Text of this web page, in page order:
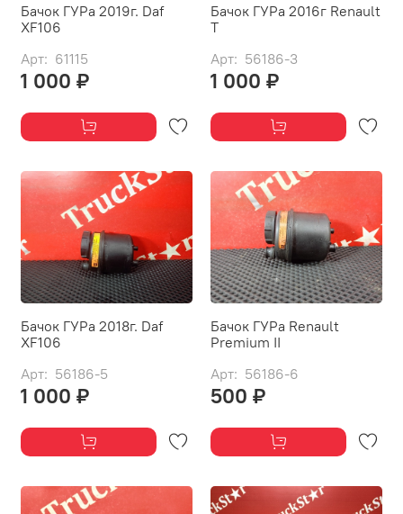
Бачок ГУРа 2019г. Daf
XF106
Арт: 61115
1 000 ₽
Бачок ГУРа 2016г Renault
T
Арт: 56186-3
1 000 ₽
Бачок ГУРа 2018г. Daf
XF106
Арт: 56186-5
1 000 ₽
Бачок ГУРа Renault
Premium II
Арт: 56186-6
500 ₽